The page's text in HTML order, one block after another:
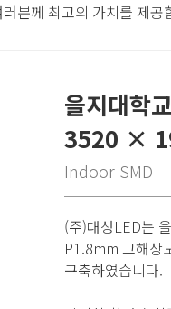
분께 최고의 가치를 제공
을지대학
3520 ×
Indoor SMD
(주)대성LED는
P1.8mm 고해
구축하였습니다.